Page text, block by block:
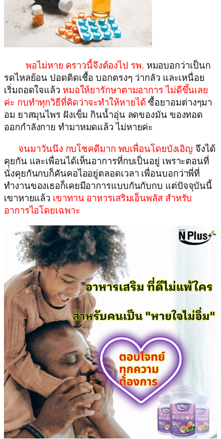
พอไม่หาย คราวนี้จึงต้องไป รพ. หมอบอกว่าเป็นก
รดไหลย้อน ปอดติดเชื้อ บอกตรงๆ ว่ากลัว และเหนื่อย
เริ่มถอดใจแล้ว หมอให้ยารักษาตามอาการ ไม่ดีขึ้นเลย
ค่ะ กบทำทุกวิธีที่คิดว่าจะทำให้หายได้ ซื้อยาอมต่างๆมา
อม ยาสมุนไพร ฝังเข็ม กินน้ำอุ่น ลดของมัน ของทอด
ออกกำลังกาย ทำมาหมดแล้ว ไม่หายค่ะ
จนมาวันนึง กบโชคดีมาก พบเพื่อนโดยบังเอิญ จึงได้
คุยกัน และเพื่อนได้เห็นอาการที่กบเป็นอยู่ เพราะตอนที่
นั่งคุยกันกบก็คันคอไออยู่ตลอดเวลา เพื่อนบอกว่าพี่ที่
ทำงานของเธอก็เคยมีอาการแบบกันกับกบ แต่ปัจจุบันนี้
เขาหายแล้ว เขาทาน อาหารเสริมเอ็นพลัส สำหรับ
อาการไอโดยเฉพาะ